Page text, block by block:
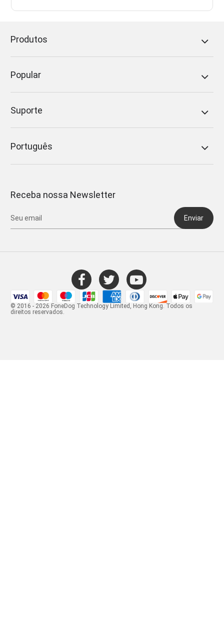
Produtos
Popular
Suporte
Português
Receba nossa Newsletter
Enviar
© 2016 - 2026 FoneDog Technology Limited, Hong Kong. Todos os
direitos reservados.